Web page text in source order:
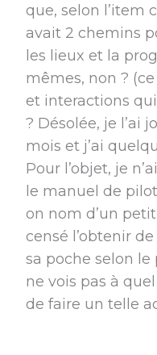
que, selon l’item
avait 2 chemins
les lieux et la
mêmes, non ?
et interactions
? Désolée, je l’ai
mois et j’ai
Pour l’objet, je
le manuel de
on nom d’un
censé l’obtenir
sa poche selon le
ne vois pas à
de faire un telle